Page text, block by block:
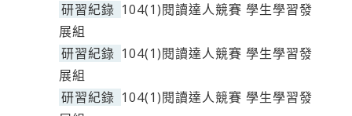
研習紀錄 104(1)閱讀達人競賽 學生學習發
展組
研習紀錄 104(1)閱讀達人競賽 學生學習發
展組
研習紀錄 104(1)閱讀達人競賽 學生學習發